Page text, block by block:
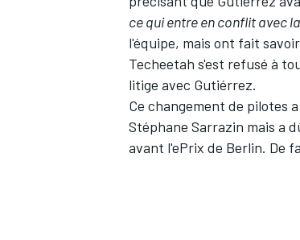
ce qui entre en conflit avec
l'équipe, mais ont fait
Techeetah s'est refusé à
litige avec Gutiérrez.
Ce changement de pilotes
Stéphane Sarrazin mais a
avant l'ePrix de Berlin. De